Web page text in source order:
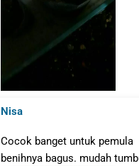
Nisa
Cocok banget untuk pemula
benihnya bagus. mudah